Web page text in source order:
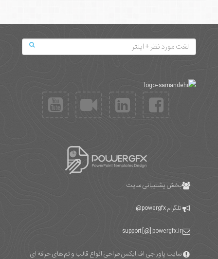
بخش پشتیبانی سایت
تلگرامpowergfx@
سایت پاور جی اف ایکس طراحی انواع قالب و تم های حرفه ای